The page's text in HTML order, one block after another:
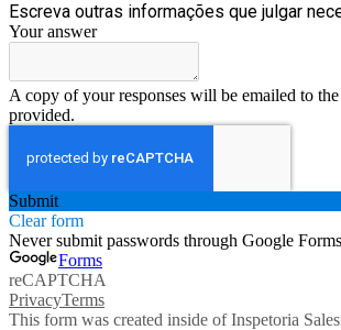
Escreva outras informações que julgar
Your answer
A copy of your responses will be emailed to the
provided.
Submit
Clear form
Never submit passwords through Google
Forms
reCAPTCHA
PrivacyTerms
This form was created inside of Inspetoria